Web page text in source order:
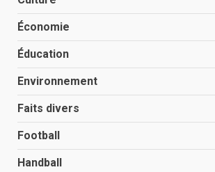
Économie
Éducation
Environnement
Faits divers
Football
Handball